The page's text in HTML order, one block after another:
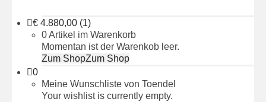
€ 4.880,00 (1)
0 Artikel im Warenkorb
Momentan ist der Warenkob leer.
Zum ShopZum Shop
0
Meine Wunschliste von Toendel
Your wishlist is currently empty.